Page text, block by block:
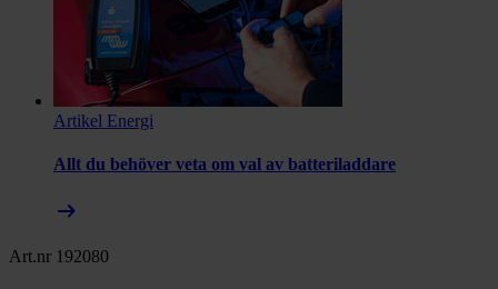
Artikel Energi
Allt du behöver veta om val av batteriladdare
arrow_right_alt
Art.nr 192080